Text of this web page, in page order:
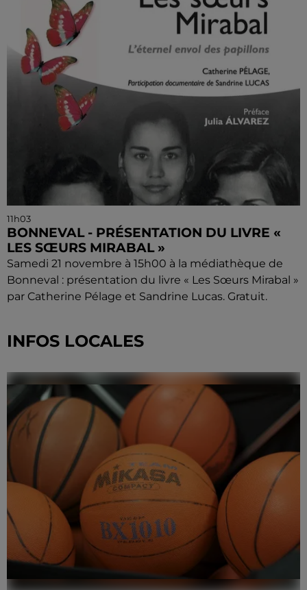
11h03
BONNEVAL - PRÉSENTATION DU LIVRE «
LES SŒURS MIRABAL »
Samedi 21 novembre à 15h00 à la médiathèque de
Bonneval : présentation du livre « Les Sœurs Mirabal »
par Catherine Pélage et Sandrine Lucas. Gratuit.
INFOS LOCALES